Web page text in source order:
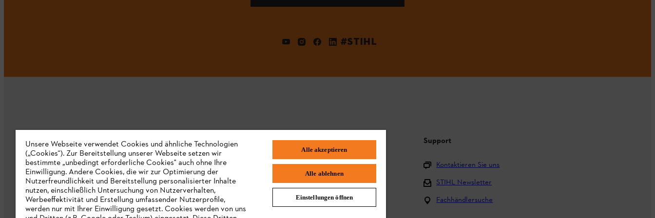
#STIHL
Unternehmen
Über uns
Katalog
Informationen für Lieferanten
Häufig gestellte Fragen
Sortiment
Batterien und elektrische Geräte
Bedienungsanleitungen
Support
Kontaktieren Sie uns
STIHL Newsletter
Fachhändlersuche
Unsere Webseite verwendet Cookies und ähnliche Technologien
(„Cookies“). Zur Bereitstellung unserer Webseite setzen wir
bestimmte „unbedingt erforderliche Cookies" auch ohne Ihre
Einwilligung. Andere Cookies, die wir zur Optimierung der
Nutzerfreundlichkeit und Bereitstellung personalisierter Inhalte
nutzen, einschließlich Untersuchung von Nutzerverhalten,
Werbeeffektivität und Erstellung umfassender Nutzerprofile,
werden nur mit Ihrer Einwilligung gesetzt. Cookies werden von uns
Alle akzeptieren
Alle ablehnen
Einstellungen öffnen